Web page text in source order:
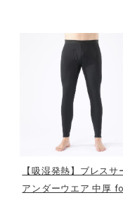
メディカル
コラボ／ラ
セール
【吸湿発熱】ブレスサ
アンダーウエア 中厚